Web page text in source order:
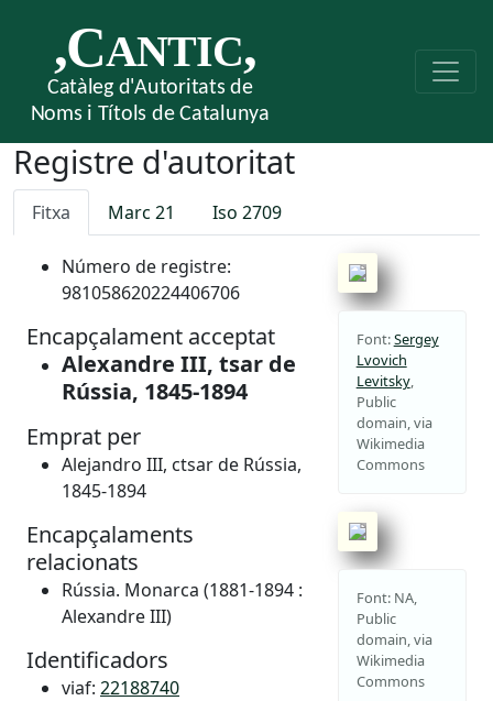
Registre d'autoritat
Fitxa Marc 21 Iso 2709
Número de registre:
981058620224406706
Encapçalament acceptat
Alexandre III, tsar de
Rússia, 1845-1894
Emprat per
Alejandro III, ctsar de Rússia,
1845-1894
Encapçalaments
relacionats
Rússia. Monarca (1881-1894 :
Alexandre III)
Identificadors
viaf: 22188740
Font:Sergey
Lvovich
Levitsky,
Public
domain, via
Wikimedia
Commons
Font: NA,
Public
domain, via
Wikimedia
Commons